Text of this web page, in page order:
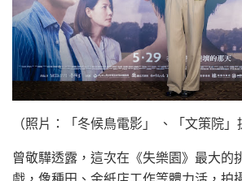
（照片：「冬候鳥電影」 、「文策院」
曾敬驊透露，這次在《失樂園》最大的